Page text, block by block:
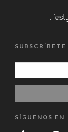
SUBSCRÍBETE
SÍGUENOS EN